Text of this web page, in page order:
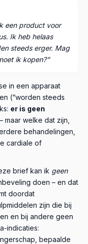
een product voor
Ik heb helaas
steeds erger. Mag
ik kopen?”
in een apparaat
(“worden steeds
er is geen
maar welke dat zijn,
behandelingen,
cardiale of
brief kan ik geen
doen – en dat
doordat
zijn die bij
en bij andere geen
indicaties:
bepaalde